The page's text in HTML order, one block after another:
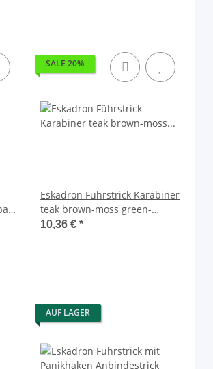
SALE 20%
Eskadron Führstrick Karabiner
teak brown-moss green-
atlantic blue Platinum 2024
10,36 €*
AUF LAGER